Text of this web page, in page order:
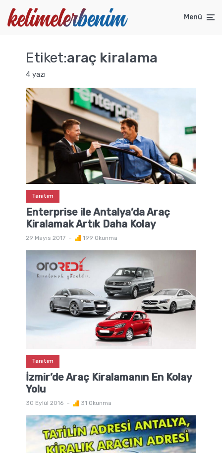
Menü
Etiket:araç kiralama
4 yazı
Tanıtım
Enterprise ile Antalya’da Araç
Kiralamak Artık Daha Kolay
29 Mayıs 2017 199 Okunma
Tanıtım
İzmir’de Araç Kiralamanın En Kolay
Yolu
30 Eylül 2016 31 Okunma